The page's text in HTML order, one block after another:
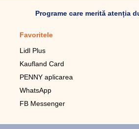
Programe care merită atenția
Favoritele
Lidl Plus
Kaufland Card
PENNY aplicarea
WhatsApp
FB Messenger